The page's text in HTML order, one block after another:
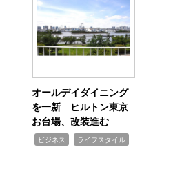
オールデイダイニング
を一新 ヒルトン東京
お台場、改装進む
ビジネス ライフスタイル